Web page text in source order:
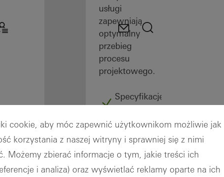
usługi
zapewniają
optymalny
przebieg
procesu
projektowego.
Specyfikacje
Biblioteka
CAD
Obiekty
BIM
Połączenia
cookie, aby móc zapewnić użytkownikom możliwie jak
korzystania z naszej witryny i sprawniej się z nimi
Możemy zbierać informacje o tym, jakie treści ich
i analiza) oraz wyświetlać reklamy oparte na ich